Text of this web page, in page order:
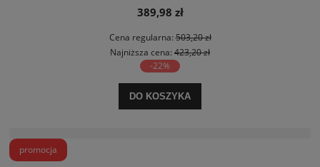
389,98 zł
Cena regularna:503,20 zł
Najniższa cena: 423,20 zł
-22%
DO KOSZYKA
promocja